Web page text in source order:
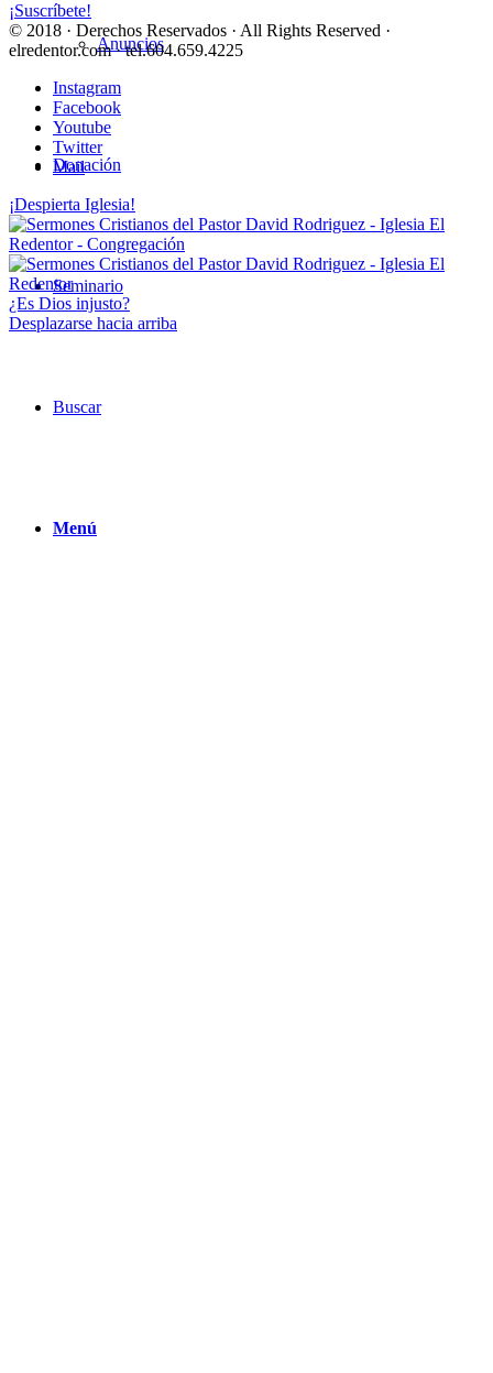
Anuncios
Donación
Seminario
Buscar
Menú
¡Suscríbete!
© 2018 · Derechos Reservados · All Rights Reserved ·
elredentor.com · tel.604.659.4225
Instagram
Facebook
Youtube
Twitter
Mail
¡Despierta Iglesia!
¿Es Dios injusto?
Desplazarse hacia arriba